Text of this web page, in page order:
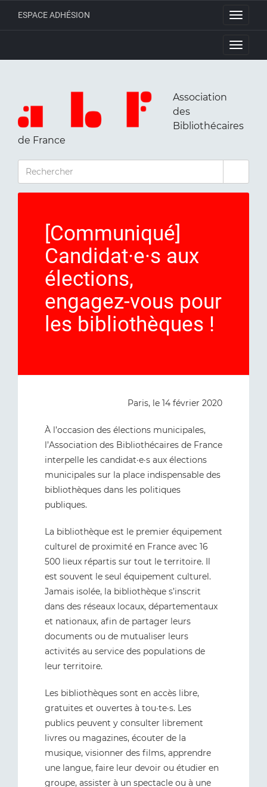
Toggle
ESPACE ADHÉSION
Toggle
Association
des
Bibliothécaires
de France
RECHERCHER
[Communiqué]
Candidat·e·s aux
élections,
engagez-vous pour
les bibliothèques !
Paris, le 14 février 2020
À l’occasion des élections municipales,
l’Association des Bibliothécaires de France
interpelle les candidat·e·s aux élections
municipales sur la place indispensable des
bibliothèques dans les politiques
publiques.
La bibliothèque est le premier équipement
culturel de proximité en France avec 16
500 lieux répartis sur tout le territoire. Il
est souvent le seul équipement culturel.
Jamais isolée, la bibliothèque s’inscrit
dans des réseaux locaux, départementaux
et nationaux, afin de partager leurs
documents ou de mutualiser leurs
activités au service des populations de
leur territoire.
Les bibliothèques sont en accès libre,
gratuites et ouvertes à tou·te·s. Les
publics peuvent y consulter librement
livres ou magazines, écouter de la
musique, visionner des films, apprendre
une langue, faire leur devoir ou étudier en
groupe, assister à un spectacle ou à une